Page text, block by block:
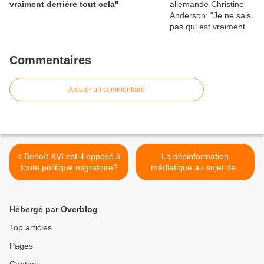
vraiment derrière tout cela"
Commentaires
Ajouter un commentaire
< Benoît XVI est-il opposé à
toute politique migratoire?
La désinformation
médiatique au sujet des
Roms et de l'accueil des
Hébergé par Overblog
Top articles
Pages